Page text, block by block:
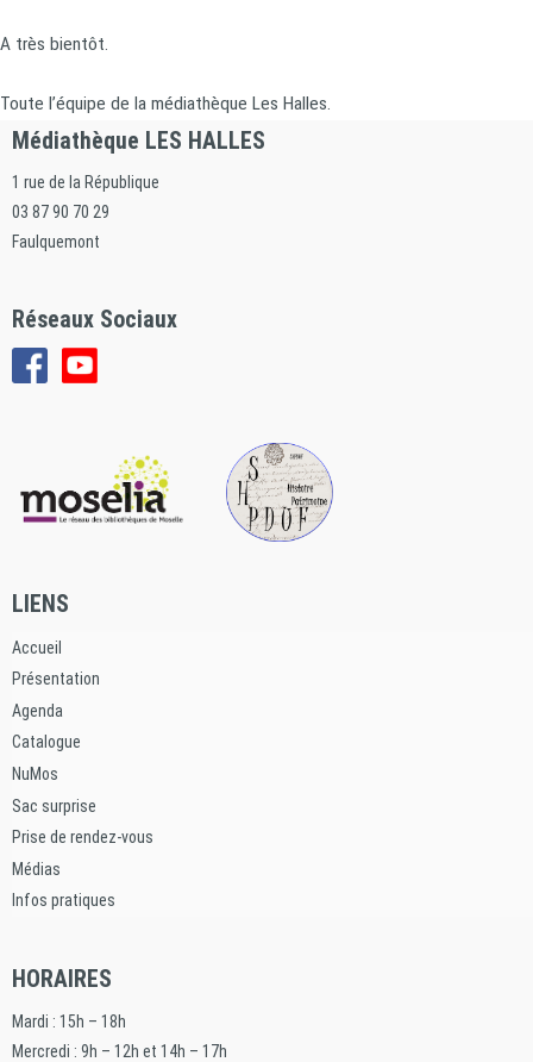
A très bientôt.
Toute l’équipe de la médiathèque Les Halles.
Médiathèque LES HALLES
1 rue de la République
03 87 90 70 29
Faulquemont
Réseaux Sociaux
LIENS
Accueil
Présentation
Agenda
Catalogue
NuMos
Sac surprise
Prise de rendez-vous
Médias
Infos pratiques
HORAIRES
Mardi : 15h – 18h
Mercredi : 9h – 12h et 14h – 17h